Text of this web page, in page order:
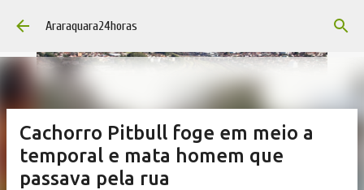
Pular para o conteúdo principal
Araraquara24horas
Cachorro Pitbull foge em meio a
temporal e mata homem que
passava pela rua